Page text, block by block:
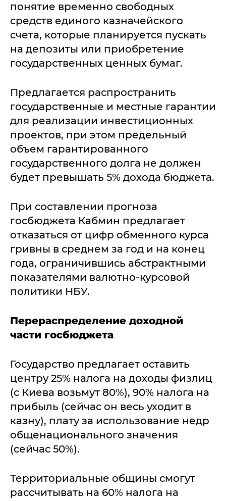
понятие временно свободных
средств единого казначейского
счета, которые планируется пускать
на депозиты или приобретение
государственных ценных бумаг.
Предлагается распространить
государственные и местные гарантии
для реализации инвестиционных
проектов, при этом предельный
объем гарантированного
государственного долга не должен
будет превышать 5% дохода бюджета.
При составлении прогноза
госбюджета Кабмин предлагает
отказаться от цифр обменного курса
гривны в среднем за год и на конец
года, ограничившись абстрактными
показателями валютно-курсовой
политики НБУ.
Перераспределение доходной
части госбюджета
Государство предлагает оставить
центру 25% налога на доходы физлиц
(с Киева возьмут 80%), 90% налога на
прибыль (сейчас он весь уходит в
казну), плату за использование недр
общенационального значения
(сейчас 50%).
Территориальные общины смогут
рассчитывать на 60% налога на